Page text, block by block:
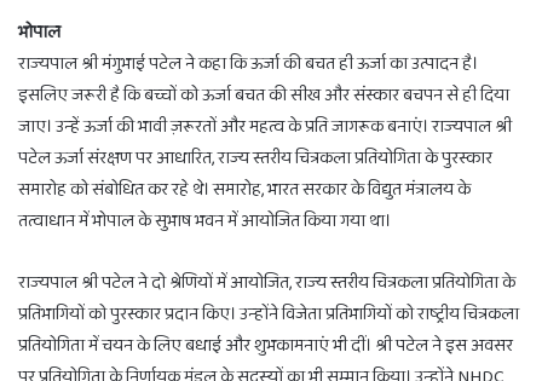
भोपाल
राज्यपाल श्री मंगुभाई पटेल ने कहा कि ऊर्जा की बचत ही ऊर्जा का उत्पादन है।
इसलिए जरूरी है कि बच्चों को ऊर्जा बचत की सीख और संस्कार बचपन से ही दिया
जाए। उन्हें ऊर्जा की भावी ज़रूरतों और महत्व के प्रति जागरूक बनाएं। राज्यपाल श्री
पटेल ऊर्जा संरक्षण पर आधारित, राज्य स्तरीय चित्रकला प्रतियोगिता के पुरस्कार
समारोह को संबोधित कर रहे थे। समारोह, भारत सरकार के विद्युत मंत्रालय के
तत्वाधान में भोपाल के सुभाष भवन में आयोजित किया गया था।
राज्यपाल श्री पटेल ने दो श्रेणियों में आयोजित, राज्य स्तरीय चित्रकला प्रतियोगिता के
प्रतिभागियों को पुरस्कार प्रदान किए। उन्होंने विजेता प्रतिभागियों को राष्ट्रीय चित्रकला
प्रतियोगिता में चयन के लिए बधाई और शुभकामनाएं भी दीं। श्री पटेल ने इस अवसर